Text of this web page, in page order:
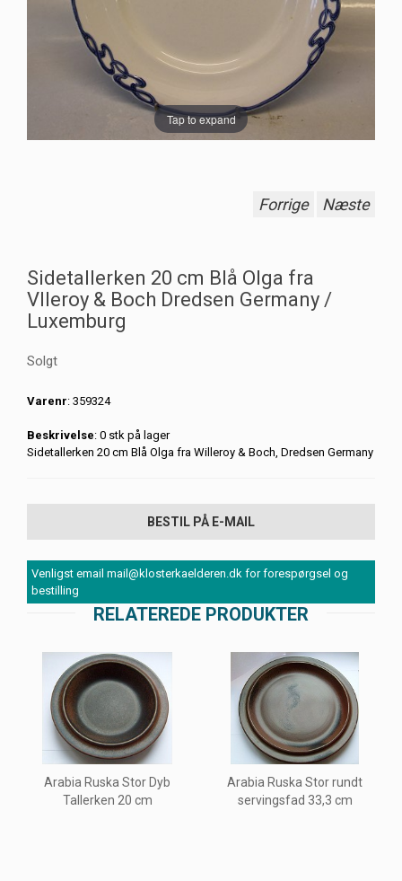
Tap to expand
Forrige Næste
Sidetallerken 20 cm Blå Olga fra
Vlleroy & Boch Dredsen Germany /
Luxemburg
Solgt
Varenr: 359324
Beskrivelse: 0 stk på lager
Sidetallerken 20 cm Blå Olga fra Willeroy & Boch, Dredsen Germany
BESTIL PÅ E-MAIL
Venligst email mail@klosterkaelderen.dk for forespørgsel og
bestilling
RELATEREDE PRODUKTER
Arabia Ruska Stor Dyb
Tallerken 20 cm
Arabia Ruska Stor rundt
servingsfad 33,3 cm